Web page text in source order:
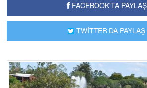
FACEBOOK'TA PAYLAŞ
TWİTTER'DA PAYLAŞ